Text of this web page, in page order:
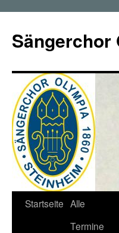
springen
Sängerchor
Startseite Alle
Termine